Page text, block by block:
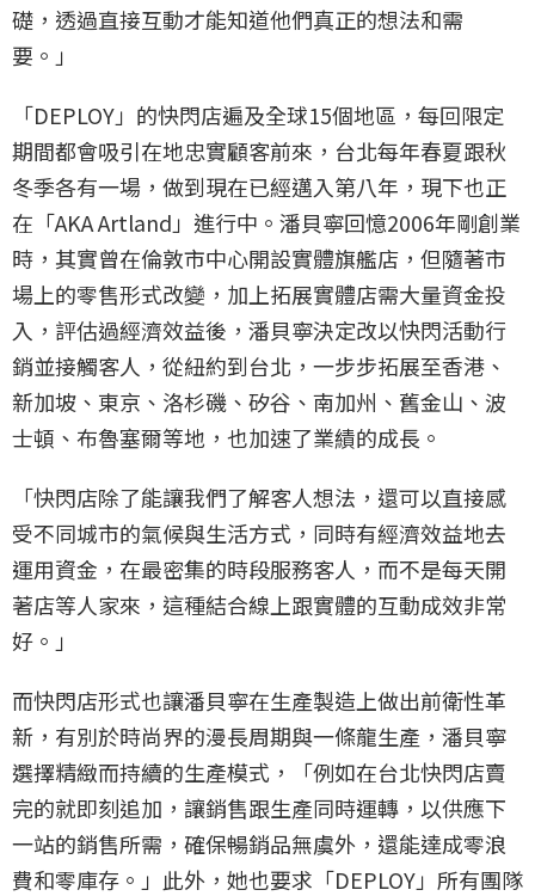
礎，透過直接互動才能知道他們真正的想法和需
要。」
「DEPLOY」的快閃店遍及全球15個地區，每回限定
期間都會吸引在地忠實顧客前來，台北每年春夏跟秋
冬季各有一場，做到現在已經邁入第八年，現下也正
在「AKA Artland」進行中。潘貝寧回憶2006年剛創業
時，其實曾在倫敦市中心開設實體旗艦店，但隨著市
場上的零售形式改變，加上拓展實體店需大量資金投
入，評估過經濟效益後，潘貝寧決定改以快閃活動行
銷並接觸客人，從紐約到台北，一步步拓展至香港、
新加坡、東京、洛杉磯、矽谷、南加州、舊金山、波
士頓、布魯塞爾等地，也加速了業績的成長。
「快閃店除了能讓我們了解客人想法，還可以直接感
受不同城市的氣候與生活方式，同時有經濟效益地去
運用資金，在最密集的時段服務客人，而不是每天開
著店等人家來，這種結合線上跟實體的互動成效非常
好。」
而快閃店形式也讓潘貝寧在生產製造上做出前衛性革
新，有別於時尚界的漫長周期與一條龍生產，潘貝寧
選擇精緻而持續的生產模式，「例如在台北快閃店賣
完的就即刻追加，讓銷售跟生產同時運轉，以供應下
一站的銷售所需，確保暢銷品無虞外，還能達成零浪
費和零庫存。」此外，她也要求「DEPLOY」所有團隊